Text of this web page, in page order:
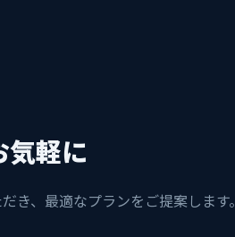
軽に
き、最適なプランをご提案します。